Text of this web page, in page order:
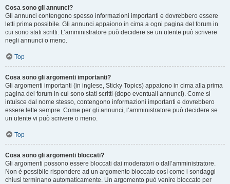
Cosa sono gli annunci?
Gli annunci contengono spesso informazioni importanti e dovrebbero essere
letti prima possibile. Gli annunci appaiono in cima a ogni pagina del forum in
cui sono stati scritti. L’amministratore può decidere se un utente può scrivere
negli annunci o meno.
Top
Cosa sono gli argomenti importanti?
Gli argomenti importanti (in inglese, Sticky Topics) appaiono in cima alla prima
pagina del forum in cui sono stati scritti (dopo eventuali annunci). Come si
intuisce dal nome stesso, contengono informazioni importanti e dovrebbero
essere lette sempre. Come per gli annunci, l’amministratore può decidere se
un utente vi può scrivere o meno.
Top
Cosa sono gli argomenti bloccati?
Gli argomenti possono essere bloccati dai moderatori o dall’amministratore.
Non è possibile rispondere ad un argomento bloccato così come i sondaggi
chiusi terminano automaticamente. Un argomento può venire bloccato per